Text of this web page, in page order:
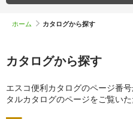
ホーム カタログから探す
カタログから探す
エスコ便利カタログのページ番
タルカタログのページをご覧いた